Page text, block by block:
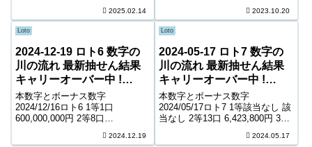
1,200円 6等154,525口 ...2025.02.14
8,900円 5等115,393口 1,400円 6
等192,578口 1,000...
2023.10.20
Loto
2024-12-19 ロト6 数字の
川の流れ 最新抽せん結果
キャリーオーバー中 !
466,973,777円
本数字とボーナス数字
2024/12/16ロト6 1等1口
600,000,000円 2等8口
円 4等15,264口 7,300円 5等2024.12.19
Loto
2024-05-17 ロト7 数字の
川の流れ 最新抽せん結果
キャリーオーバー中 !
2,183,545,155円
本数字とボーナス数字
2024/05/17ロト7 1等該当なし 該
当なし 2等13口 6,423,800円 3等
10,800円 5等106,422口 1,500円
2024.05.17